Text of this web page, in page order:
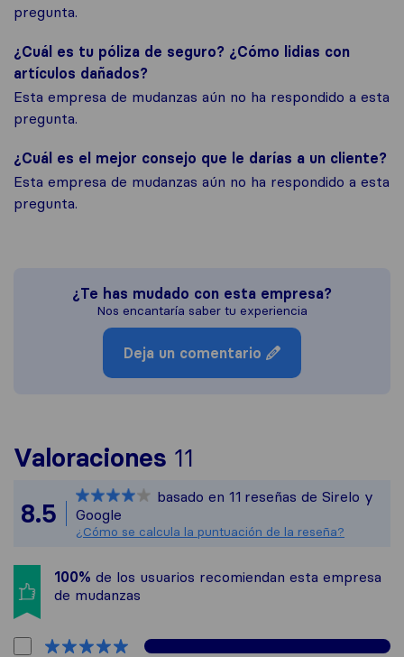
pregunta.
¿Cuál es tu póliza de seguro? ¿Cómo lidias con
artículos dañados?
Esta empresa de mudanzas aún no ha respondido a esta
pregunta.
¿Cuál es el mejor consejo que le darías a un cliente?
Esta empresa de mudanzas aún no ha respondido a esta
pregunta.
¿Te has mudado con esta empresa?
Nos encantaría saber tu experiencia
Deja un comentario
Valoraciones 11
Todas las reseñas
8.5
basado en 11 reseñas de Sirelo y
Google
¿Cómo se calcula la puntuación de la reseña?
100% de los usuarios recomiendan esta empresa
de mudanzas